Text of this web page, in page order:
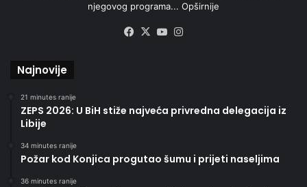
njegovog programa... Opširnije
Facebook
X YouTube
Najnovije
21 minutes ranije
ZEPS 2026: U BiH stiže najveća privredna delegacija iz
Libije
34 minutes ranije
Požar kod Konjica progutao šumu i prijeti naseljima
36 minutes ranije